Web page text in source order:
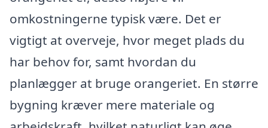
omkostningerne typisk være. Det er
vigtigt at overveje, hvor meget plads du
har behov for, samt hvordan du
planlægger at bruge orangeriet. En større
bygning kræver mere materiale og